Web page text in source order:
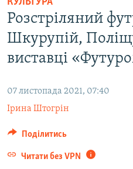
МУЛЬТИМЕДІА
ФОТО
СПЕЦПРОЄКТИ
КРИМ РЕАЛІЇ
КТАТ
Розстріляний
Шкурупій,
виставці
07 листопада 2021, 07:40
Ірина Штогрін
Поділитись
Читати без VPN